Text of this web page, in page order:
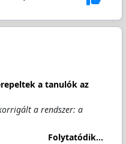
a tanulók az
a rendszer: a
Folytatódik...